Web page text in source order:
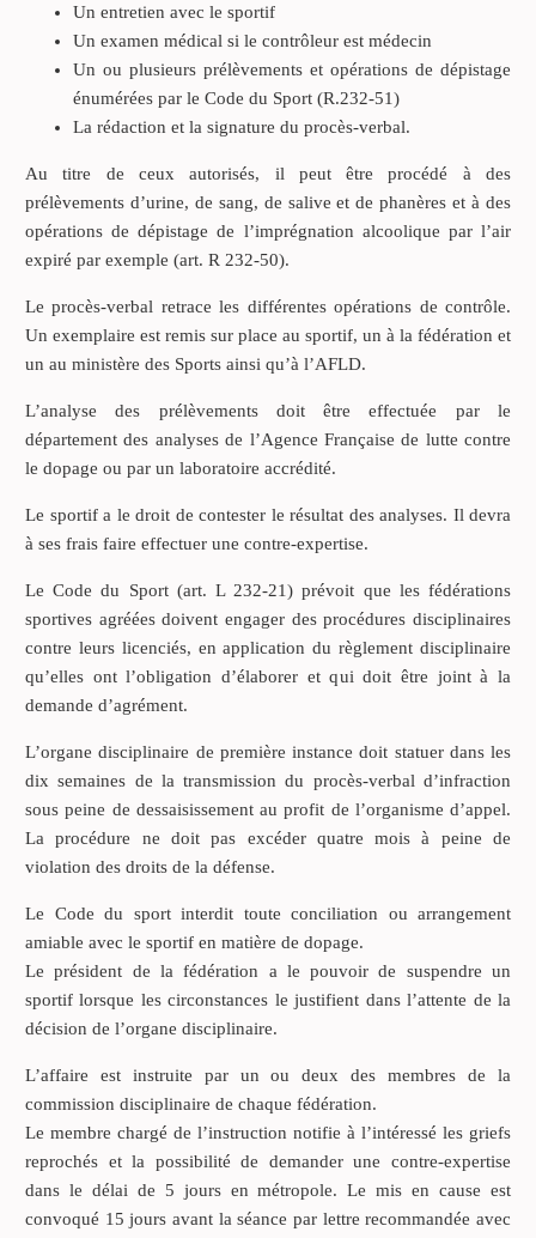
Un entretien avec le sportif
Un examen médical si le contrôleur est médecin
Un ou plusieurs prélèvements et opérations de dépistage
énumérées par le Code du Sport (R.232-51)
La rédaction et la signature du procès-verbal.
Au titre de ceux autorisés, il peut être procédé à des
prélèvements d’urine, de sang, de salive et de phanères et à des
opérations de dépistage de l’imprégnation alcoolique par l’air
expiré par exemple (art. R 232-50).
Le procès-verbal retrace les différentes opérations de contrôle.
Un exemplaire est remis sur place au sportif, un à la fédération et
un au ministère des Sports ainsi qu’à l’AFLD.
L’analyse des prélèvements doit être effectuée par le
département des analyses de l’Agence Française de lutte contre
le dopage ou par un laboratoire accrédité.
Le sportif a le droit de contester le résultat des analyses. Il devra
à ses frais faire effectuer une contre-expertise.
Le Code du Sport (art. L 232-21) prévoit que les fédérations
sportives agréées doivent engager des procédures disciplinaires
contre leurs licenciés, en application du règlement disciplinaire
qu’elles ont l’obligation d’élaborer et qui doit être joint à la
demande d’agrément.
L’organe disciplinaire de première instance doit statuer dans les
dix semaines de la transmission du procès-verbal d’infraction
sous peine de dessaisissement au profit de l’organisme d’appel.
La procédure ne doit pas excéder quatre mois à peine de
violation des droits de la défense.
Le Code du sport interdit toute conciliation ou arrangement
amiable avec le sportif en matière de dopage.
Le président de la fédération a le pouvoir de suspendre un
sportif lorsque les circonstances le justifient dans l’attente de la
décision de l’organe disciplinaire.
L’affaire est instruite par un ou deux des membres de la
commission disciplinaire de chaque fédération.
Le membre chargé de l’instruction notifie à l’intéressé les griefs
reprochés et la possibilité de demander une contre-expertise
dans le délai de 5 jours en métropole. Le mis en cause est
convoqué 15 jours avant la séance par lettre recommandée avec